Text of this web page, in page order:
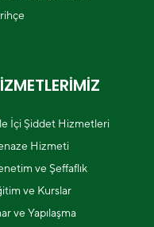
İçi Şiddet Hizmetleri
Hizmeti
ve Şeffaflık
ve Kurslar
ve Yapılaşma